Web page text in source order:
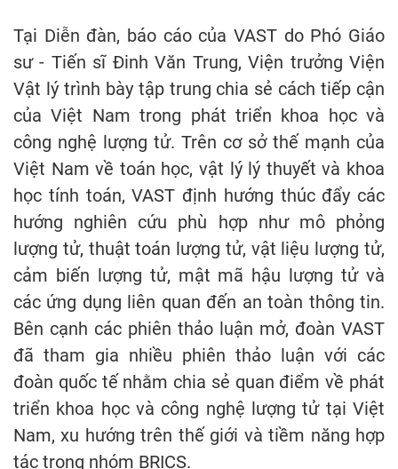
Tại Diễn đàn, báo cáo của VAST do Phó Giáo
sư - Tiến sĩ Đinh Văn Trung, Viện trưởng Viện
Vật lý trình bày tập trung chia sẻ cách tiếp cận
của Việt Nam trong phát triển khoa học và
công nghệ lượng tử. Trên cơ sở thế mạnh của
Việt Nam về toán học, vật lý lý thuyết và khoa
học tính toán, VAST định hướng thúc đẩy các
hướng nghiên cứu phù hợp như mô phỏng
lượng tử, thuật toán lượng tử, vật liệu lượng tử,
cảm biến lượng tử, mật mã hậu lượng tử và
các ứng dụng liên quan đến an toàn thông tin.
Bên cạnh các phiên thảo luận mở, đoàn VAST
đã tham gia nhiều phiên thảo luận với các
đoàn quốc tế nhằm chia sẻ quan điểm về phát
triển khoa học và công nghệ lượng tử tại Việt
Nam, xu hướng trên thế giới và tiềm năng hợp
tác trong nhóm BRICS.